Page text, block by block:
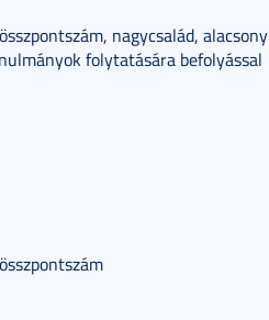
nagycsalád, alacsony
folytatására befolyással